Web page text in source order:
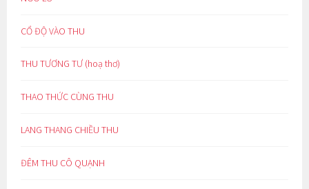
CỔ ĐỘ VÀO THU
THU TƯƠNG TƯ (hoạ thơ)
THAO THỨC CÙNG THU
LANG THANG CHIỀU THU
ĐÊM THU CÔ QUẠNH